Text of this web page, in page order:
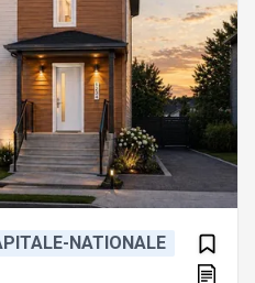
NATIONALE